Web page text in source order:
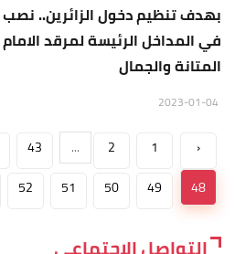
في المداخل الرئيسة لمرقد
المتانة والجمال
‹
1
2
...
43
48
49
50
51
52